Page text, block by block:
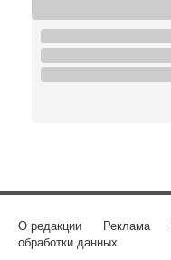
О редакции Реклама
обработки данных